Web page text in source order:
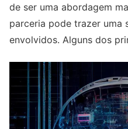
de ser uma abordagem
parceria pode trazer uma
envolvidos. Alguns dos